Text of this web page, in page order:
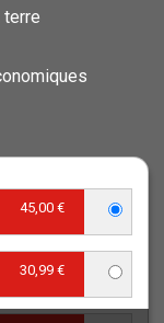
45,00 €
30,99 €